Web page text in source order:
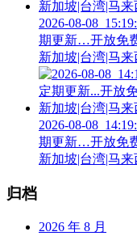
2026-08-
期更新…开放免
新加坡|台湾|马
2026-08-
期更新…开放免
新加坡|台湾|马
归档
2026 年 8 月